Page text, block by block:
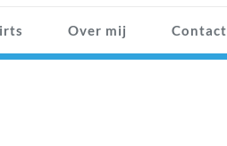
Over mij Contact